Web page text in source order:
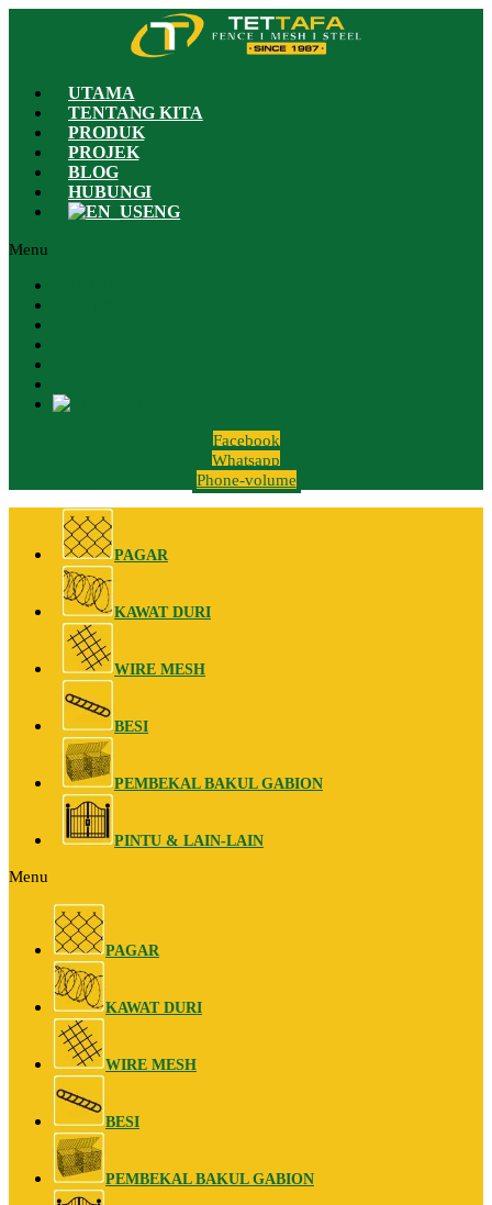
UTAMA
TENTANG KITA
PRODUK
PROJEK
BLOG
HUBUNGI
ENG
Menu
Facebook
Whatsapp
Phone-volume
PAGAR
KAWAT DURI
WIRE MESH
BESI
PEMBEKAL BAKUL GABION
PINTU & LAIN-LAIN
Menu
PAGAR
KAWAT DURI
WIRE MESH
BESI
PEMBEKAL BAKUL GABION